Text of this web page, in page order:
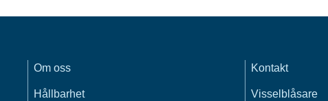
Om oss
Hållbarhet
Kontakt
Visselblåsare